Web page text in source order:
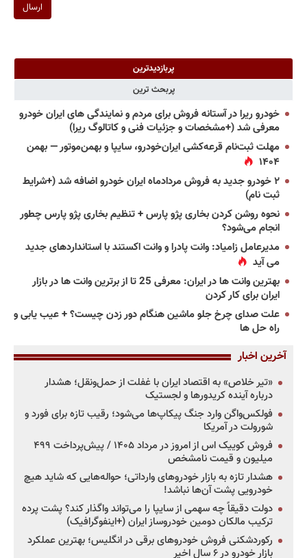
ارسال
پربازدیدترین
پربحث ترین
خودرو ریرا در آستانه فروش برای مردم و نمایندگی های ایران خودرو
معرفی شد (+مشخصات و جزئیات فنی و کاتالوگ ریرا)
مهلت ثبت‌نام قرعه‌کشی ایران‌خودرو، سایپا و بهمن‌موتور — بهمن
۱۴۰۴
۲ خودرو جدید به فروش مردادماه ایران خودرو اضافه شد (+شرایط
ثبت نام)
نحوه روشن کردن بخاری پژو پارس + تنظیم بخاری پژو پارس چطور
انجام می‌شود؟
مدیرعامل زامیاد: وانت پادرا و وانت اکستند با استانداردهای جدید
می آید
بهترین وانت ها در ایران: معرفی 25 تا از برترین وانت ها در بازار
ایران برای کار کردن
علت صدای چرخ جلو ماشین هنگام دور زدن چیست؟ + عیب یابی و
راه حل ها
آخرین اخبار
«تیر خلاص» به اقتصاد ایران با غفلت از حمل‌ونقل؛ هشدار
درباره آینده کریدورها و لجستیک
فولکس‌واگن وارد جنگ پیکاپ‌ها می‌شود؛ رقیب تازه برای فورد و
شورولت در آمریکا
فروش کوییک اس از امروز در مرداد ۱۴۰۵ / پیش‌پرداخت ۴۹۹
میلیون و قیمت نامشخص
هشدار تازه به بازار خودروهای وارداتی؛ حواله‌هایی که شاید هیچ
خودرویی پشت آن‌ها نباشد!
دولت دقیقاً چه سهمی از سایپا را می‌تواند واگذار کند؟ پشت پرده
ترکیب مالکان دومین خودروساز ایران (+اینفوگرافیک)
رکوردشکنی فروش خودروهای برقی در انگلیس؛ بهترین عملکرد
بازار خودرو در ۶ سال اخیر